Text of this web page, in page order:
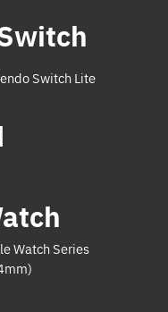
Switch Lite
Watch Series